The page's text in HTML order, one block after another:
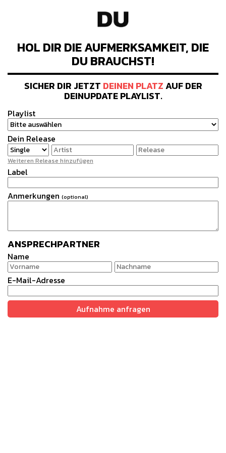
HOL DIR DIE AUFMERKSAMKEIT, DIE
DU BRAUCHST!
SICHER DIR JETZT DEINEN PLATZAUF DER
DEINUPDATEPLAYLIST.
Playlist
Dein Release
Weiteren Release hinzufügen
Label
Anmerkungen (optional)
ANSPRECHPARTNER
Name
E-Mail-Adresse
Aufnahme anfragen